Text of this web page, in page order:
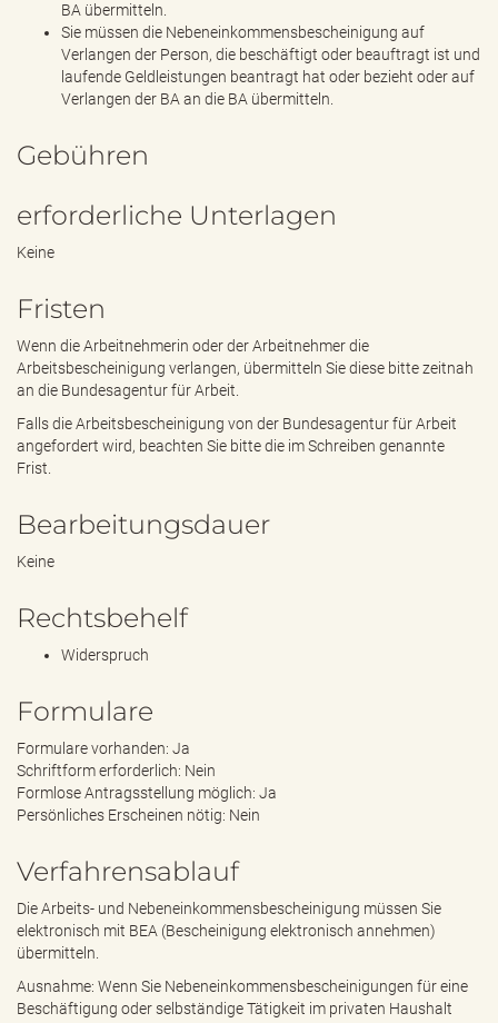
BA übermitteln.
Sie müssen die Nebeneinkommensbescheinigung auf
Verlangen der Person, die beschäftigt oder beauftragt ist und
laufende Geldleistungen beantragt hat oder bezieht oder auf
Verlangen der BA an die BA übermitteln.
Gebühren
erforderliche Unterlagen
Keine
Fristen
Wenn die Arbeitnehmerin oder der Arbeitnehmer die
Arbeitsbescheinigung verlangen, übermitteln Sie diese bitte zeitnah
an die Bundesagentur für Arbeit.
Falls die Arbeitsbescheinigung von der Bundesagentur für Arbeit
angefordert wird, beachten Sie bitte die im Schreiben genannte
Frist.
Bearbeitungsdauer
Keine
Rechtsbehelf
Widerspruch
Formulare
Formulare vorhanden: Ja
Schriftform erforderlich: Nein
Formlose Antragsstellung möglich: Ja
Persönliches Erscheinen nötig: Nein
Verfahrensablauf
Die Arbeits- und Nebeneinkommensbescheinigung müssen Sie
elektronisch mit BEA (Bescheinigung elektronisch annehmen)
übermitteln.
Ausnahme: Wenn Sie Nebeneinkommensbescheinigungen für eine
Beschäftigung oder selbständige Tätigkeit im privaten Haushalt